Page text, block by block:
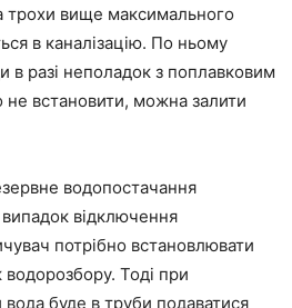
трохи вище максимального
в каналізацію. По ньому
в разі неполадок з поплавковим
встановити, можна залити
водопостачання
відключення
потрібно встановлювати
водорозбору. Тоді при
буде в труби подаватися